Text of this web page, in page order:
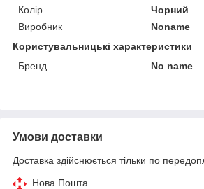
Колір
Чорний
Виробник
Noname
Користувальницькі характеристики
Бренд
No name
Умови доставки
Доставка здійснюється тільки по
Нова Пошта